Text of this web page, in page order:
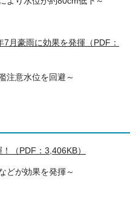
月豪雨に効果を発揮（PDF：
注意水位を回避～
（PDF：3,406KB）
どが効果を発揮～